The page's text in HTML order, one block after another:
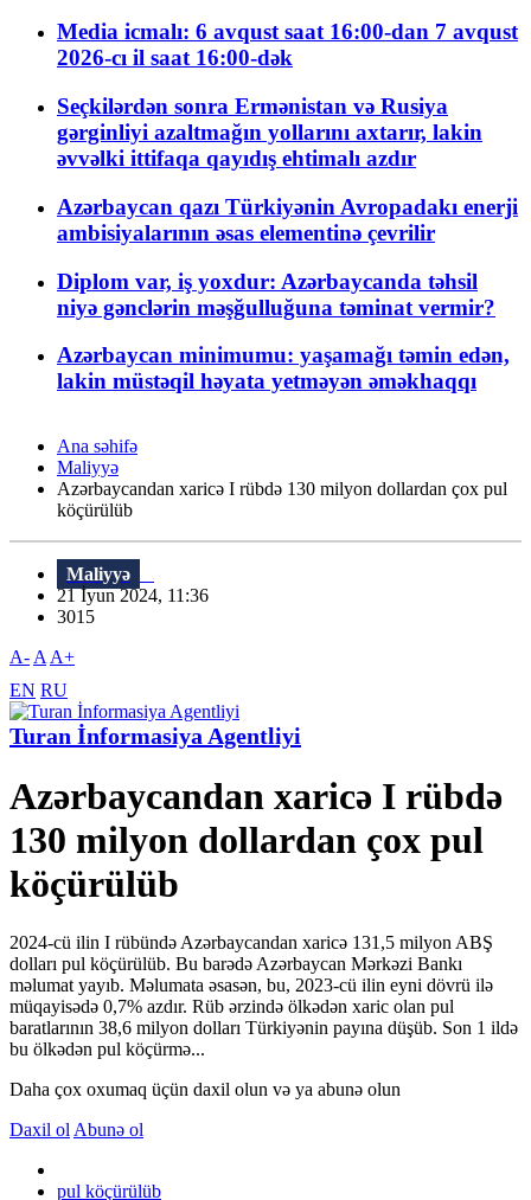
Media icmalı: 6 avqust saat 16:00-dan 7 avqust
2026-cı il saat 16:00-dək
Seçkilərdən sonra Ermənistan və Rusiya
gərginliyi azaltmağın yollarını axtarır, lakin
əvvəlki ittifaqa qayıdış ehtimalı azdır
Azərbaycan qazı Türkiyənin Avropadakı enerji
ambisiyalarının əsas elementinə çevrilir
Diplom var, iş yoxdur: Azərbaycanda təhsil
niyə gənclərin məşğulluğuna təminat vermir?
Azərbaycan minimumu: yaşamağı təmin edən,
lakin müstəqil həyata yetməyən əməkhaqqı
Ana səhifə
Maliyyə
Azərbaycandan xaricə I rübdə 130 milyon dollardan çox pul
köçürülüb
Maliyyə
21 İyun 2024, 11:36
3015
A- A A+
EN RU
Turan İnformasiya Agentliyi
Azərbaycandan xaricə I rübdə
130 milyon dollardan çox pul
köçürülüb
2024-cü ilin I rübündə Azərbaycandan xaricə 131,5 milyon ABŞ
dolları pul köçürülüb. Bu barədə Azərbaycan Mərkəzi Bankı
məlumat yayıb. Məlumata əsasən, bu, 2023-cü ilin eyni dövrü ilə
müqayisədə 0,7% azdır. Rüb ərzində ölkədən xaric olan pul
baratlarının 38,6 milyon dolları Türkiyənin payına düşüb. Son 1 ildə
bu ölkədən pul köçürmə...
Daha çox oxumaq üçün daxil olun və ya abunə olun
Daxil ol Abunə ol
pul köçürülüb